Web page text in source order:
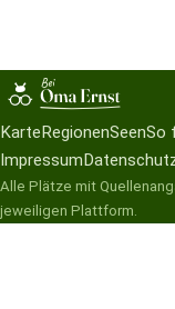
Karte RegionenSeenSo
Impressum
Alle Plätze mit
jeweiligen Plattform.